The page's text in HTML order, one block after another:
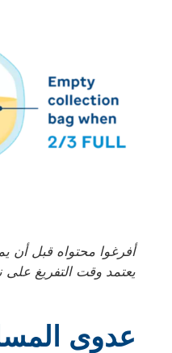
أفرغوا محتواه قبل أن
يعتمد وقت التفريغ
عدوى